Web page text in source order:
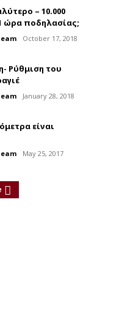
– 10.000
ώρα ποδηλασίας;
October 17, 2018
Ρύθμιση του
January 28, 2018
είναι
May 25, 2017